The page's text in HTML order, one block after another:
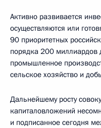
Активно развивается
осуществляются или
90 приоритетных
порядка 200 миллиардов
промышленное
сельское хозяйство и
Дальнейшему росту
капиталовложений
и подписанное сегодня